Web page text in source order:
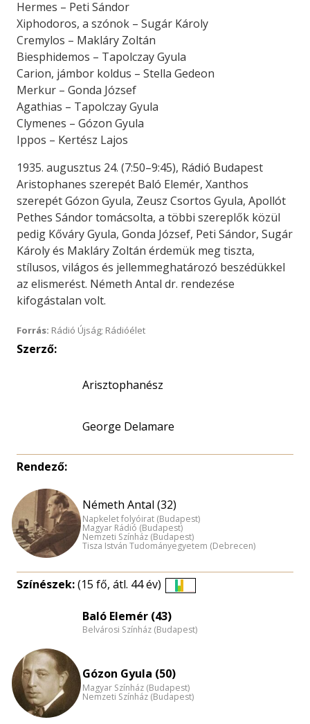
Hermes – Peti Sándor
Xiphodoros, a szónok – Sugár Károly
Cremylos – Makláry Zoltán
Biesphidemos – Tapolczay Gyula
Carion, jámbor koldus – Stella Gedeon
Merkur – Gonda József
Agathias – Tapolczay Gyula
Clymenes – Gózon Gyula
Ippos – Kertész Lajos
1935. augusztus 24. (7:50–9:45), Rádió Budapest
Aristophanes szerepét Baló Elemér, Xanthos
szerepét Gózon Gyula, Zeusz Csortos Gyula, Apollót
Pethes Sándor tomácsolta, a többi szereplők közül
pedig Kőváry Gyula, Gonda József, Peti Sándor, Sugár
Károly és Makláry Zoltán érdemük meg tiszta,
stílusos, világos és jellemmeghatározó beszédükkel
az elismerést. Németh Antal dr. rendezése
kifogástalan volt.
Forrás: Rádió Újság; Rádióélet
Szerző:
George Delamare
Rendező:
Németh Antal (32)
Napkelet folyóirat (Budapest)
Magyar Rádió (Budapest)
Nemzeti Színház (Budapest)
Tisza István Tudományegyetem (Debrecen)
Színészek:(15 fő, átl. 44 év)
nagyítása
Baló Elemér (43)
Belvárosi Színház (Budapest)
Gózon Gyula (50)
Magyar Színház (Budapest)
Nemzeti Színház (Budapest)